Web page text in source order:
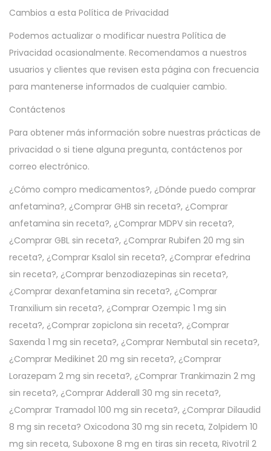
Cambios a esta Política de Privacidad
Podemos actualizar o modificar nuestra Política de
Privacidad ocasionalmente. Recomendamos a nuestros
usuarios y clientes que revisen esta página con frecuencia
para mantenerse informados de cualquier cambio.
Contáctenos
Para obtener más información sobre nuestras prácticas de
privacidad o si tiene alguna pregunta, contáctenos por
correo electrónico.
¿Cómo compro medicamentos?, ¿Dónde puedo comprar
anfetamina?, ¿Comprar GHB sin receta?, ¿Comprar
anfetamina sin receta?, ¿Comprar MDPV sin receta?,
¿Comprar GBL sin receta?, ¿Comprar Rubifen 20 mg sin
receta?, ¿Comprar Ksalol sin receta?, ¿Comprar efedrina
sin receta?, ¿Comprar benzodiazepinas sin receta?,
¿Comprar dexanfetamina sin receta?, ¿Comprar
Tranxilium sin receta?, ¿Comprar Ozempic 1 mg sin
receta?, ¿Comprar zopiclona sin receta?, ¿Comprar
Saxenda 1 mg sin receta?, ¿Comprar Nembutal sin receta?,
¿Comprar Medikinet 20 mg sin receta?, ¿Comprar
Lorazepam 2 mg sin receta?, ¿Comprar Trankimazin 2 mg
sin receta?, ¿Comprar Adderall 30 mg sin receta?,
¿Comprar Tramadol 100 mg sin receta?, ¿Comprar Dilaudid
8 mg sin receta? Oxicodona 30 mg sin receta, Zolpidem 10
mg sin receta, Suboxone 8 mg en tiras sin receta, Rivotril 2